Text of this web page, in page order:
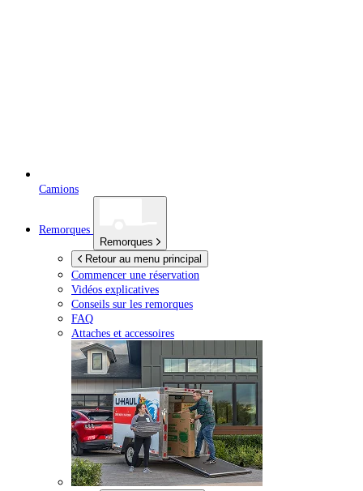
Camions
Remorques
Remorques
Retour au menu principal
Commencer une réservation
Vidéos explicatives
Conseils sur les remorques
FAQ
Attaches et accessoires